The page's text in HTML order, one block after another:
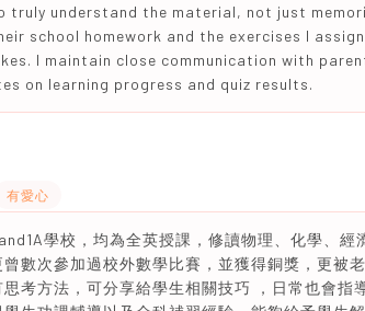
truly understand the material, not just
school homework and the exercises I
I maintain close communication with
on learning progress and quiz results.
有愛心
學校，均為全英授課，修讀物理、化學、經
數次參加過校外數學比賽，並獲得銅獎，更被
考方法，可分享給學生相關技巧 ，日常也會指